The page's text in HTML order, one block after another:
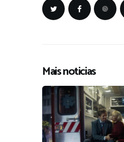
Mais noticias